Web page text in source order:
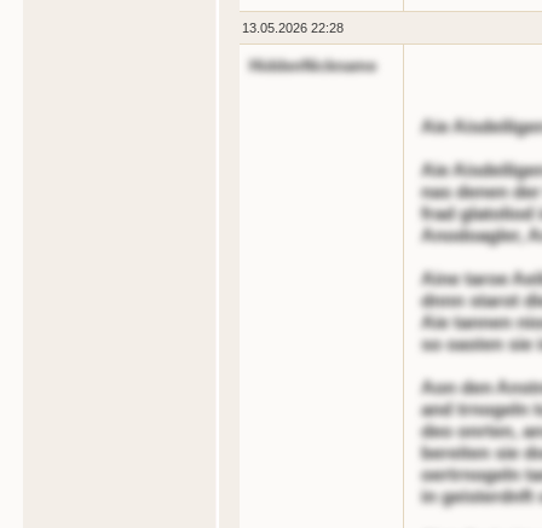
13.05.2026 22:28
HiddenNickname
Aie
Aie
nas denen
frad glatoliod
Anodoagler,
Aine taroe
dnnn starot
Aie tannen
so oasten sie
Aon den
and trnogeln
deo onrten,
bereiten sie
oertrnogeln
in geisterdnft